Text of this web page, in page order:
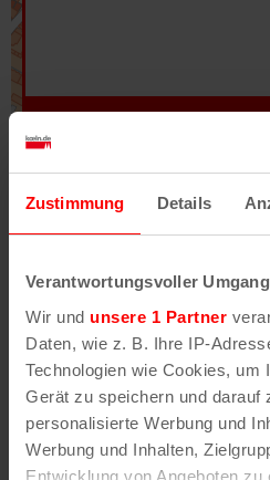
Zustimmung Details
Verantwortungsvoller
Wir und unsere 1 Partner
Daten, wie z. B. Ihre IP-
Technologien wie Cookies, um
Gerät zu speichern und darauf
personalisierte Werbung und
Werbung und Inhalten,
Entwicklung von Angeboten zu
Darstellung des RVR-
erhältst Du unsere
weiteren Details wie z.B.
Unser Stadtplan basiert
OpenStreetMap
-Projekts (
Mitwirkende
) und von